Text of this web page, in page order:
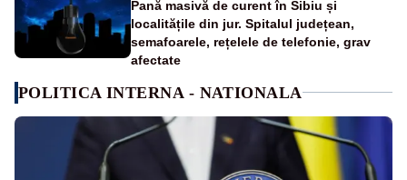
Pană masivă de curent în Sibiu și
localitățile din jur. Spitalul județean,
semafoarele, rețelele de telefonie, grav
afectate
POLITICA INTERNA - NATIONALA